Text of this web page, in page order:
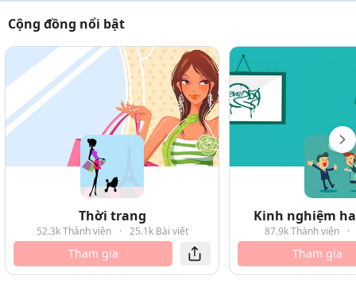
Cộng đồng nổi bật
Thời trang
52.3k Thành viên · 25.1k Bài viết
Tham gia
Kinh nghiệm
87.9k Thành viên ·
Tham gia